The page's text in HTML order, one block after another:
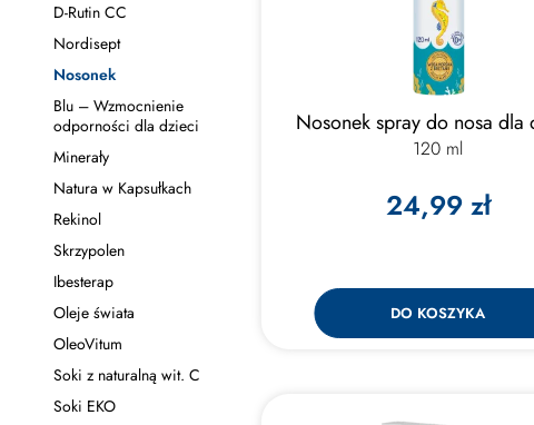
D-Rutin CC
Nordisept
Nosonek
Blu – Wzmocnienie
odporności dla dzieci
Minerały
Natura w Kapsułkach
Rekinol
Skrzypolen
Ibesterap
Oleje świata
OleoVitum
Soki z naturalną wit. C
Soki EKO
Nosonek spray do nosa dla
120 ml
24,99 zł
DO KOSZYKA